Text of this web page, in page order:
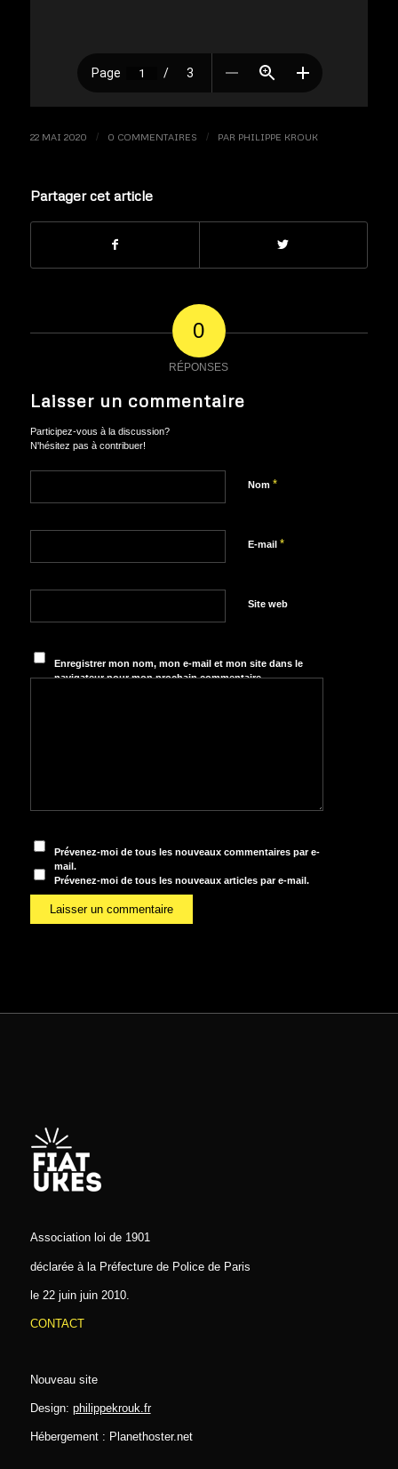
22 MAI 2020 / 0 COMMENTAIRES / PAR PHILIPPE KROUK
Partager cet article
0
RÉPONSES
Laisser un commentaire
Participez-vous à la discussion?
N'hésitez pas à contribuer!
Nom *
E-mail *
Site web
Enregistrer mon nom, mon e-mail et mon site dans le
navigateur pour mon prochain commentaire.
Prévenez-moi de tous les nouveaux commentaires par e-
mail.
Prévenez-moi de tous les nouveaux articles par e-mail.
Association loi de 1901
déclarée à la Préfecture de Police de Paris
le 22 juin juin 2010.
CONTACT
Nouveau site
Design: philippekrouk.fr
Hébergement : Planethoster.net